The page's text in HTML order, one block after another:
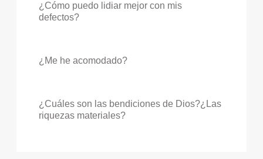
¿Cómo puedo lidiar mejor con mis
defectos?
¿Me he acomodado?
¿Cuáles son las bendiciones de Dios?¿Las
riquezas materiales?